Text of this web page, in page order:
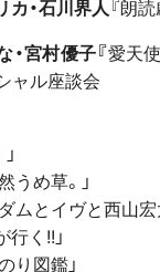
・石川界人『朗
・宮村優子『愛天
ャル座談会
うめ草。」
ダムとイヴと西山宏
行く!!」
り図鑑」